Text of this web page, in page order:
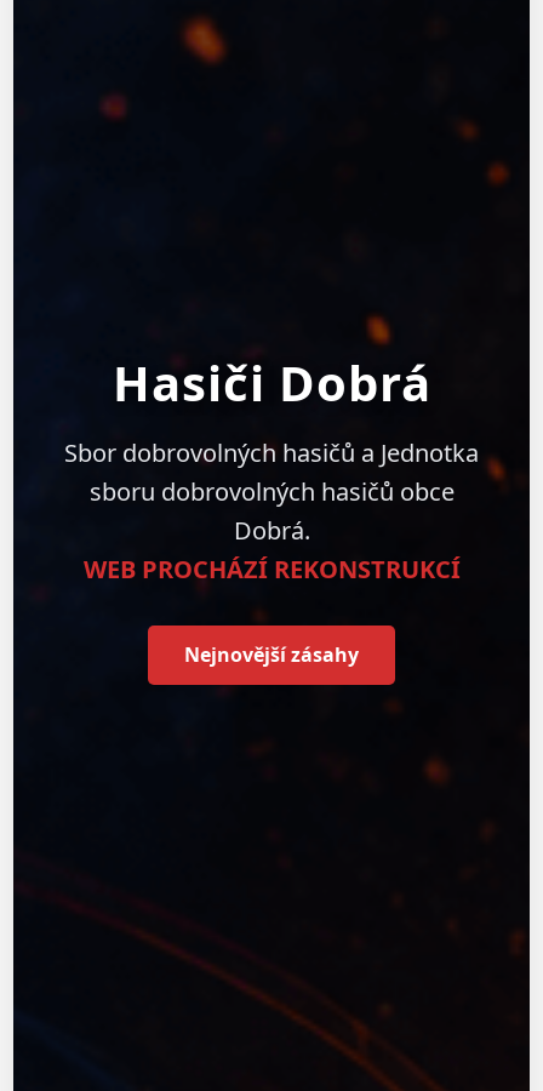
Hasiči Dobrá
Sbor dobrovolných hasičů a Jednotka
sboru dobrovolných hasičů obce
Dobrá.
WEB PROCHÁZÍ REKONSTRUKCÍ
Nejnovější zásahy